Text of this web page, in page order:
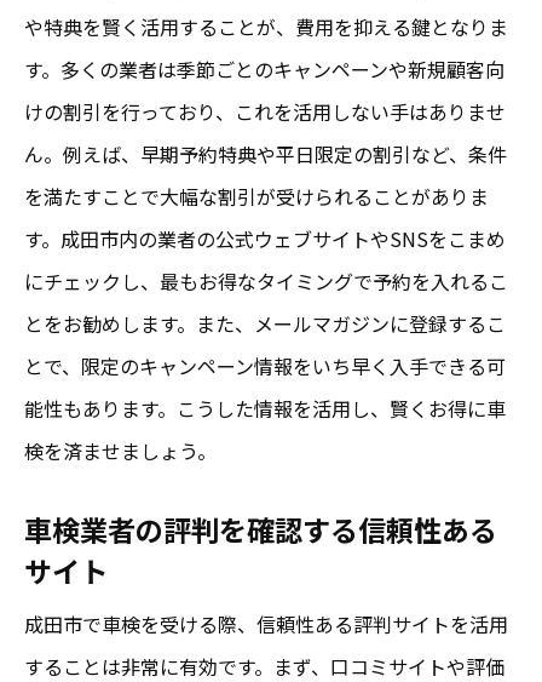
や特典を賢く活用することが、費用を抑える鍵となりま
す。多くの業者は季節ごとのキャンペーンや新規顧客向
けの割引を行っており、これを活用しない手はありませ
ん。例えば、早期予約特典や平日限定の割引など、条件
を満たすことで大幅な割引が受けられることがありま
す。成田市内の業者の公式ウェブサイトやSNSをこまめ
にチェックし、最もお得なタイミングで予約を入れるこ
とをお勧めします。また、メールマガジンに登録するこ
とで、限定のキャンペーン情報をいち早く入手できる可
能性もあります。こうした情報を活用し、賢くお得に車
検を済ませましょう。
車検業者の評判を確認する信頼性ある
サイト
成田市で車検を受ける際、信頼性ある評判サイトを活用
することは非常に有効です。まず、口コミサイトや評価